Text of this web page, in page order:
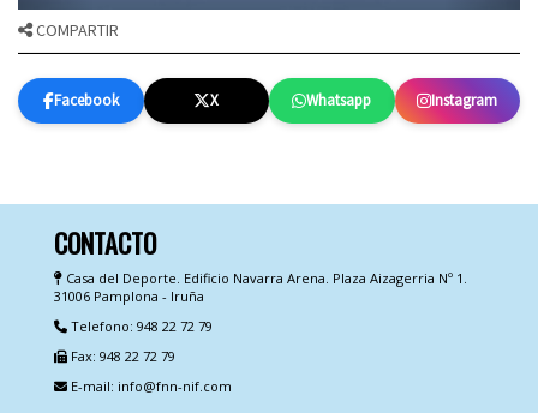
COMPARTIR
Facebook X Whatsapp Instagram
CONTACTO
Casa del Deporte. Edificio Navarra Arena. Plaza Aizagerria Nº 1.
31006 Pamplona - Iruña
Telefono: 948 22 72 79
Fax: 948 22 72 79
E-mail: info@fnn-nif.com